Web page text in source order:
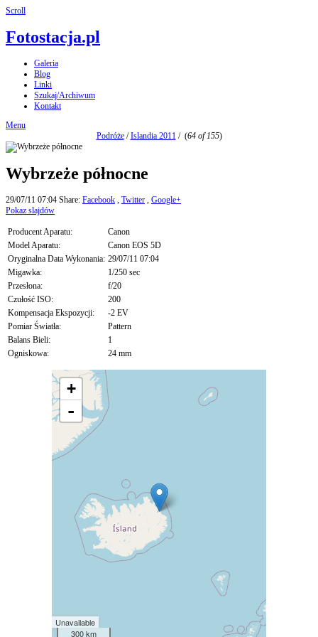
Scroll
Fotostacja.pl
Galeria
Blog
Linki
Szukaj/Archiwum
Kontakt
Menu
Podróże/Islandia 2011/ (64 of 155)
Wybrzeże północne
29/07/11 07:04 Share: Facebook , Twitter , Google+
Pokaz slajdów
Producent Aparatu:
Canon
Model Aparatu:
Canon EOS 5D
Oryginalna Data Wykonania: 29/07/11 07:04
Migawka:
1/250 sec
Przesłona:
f/20
Czułość ISO:
200
Kompensacja Ekspozycji:
-2 EV
Pomiar Światła:
Pattern
Balans Bieli:
1
Ogniskowa:
24 mm
+
-
Unavailable
300 km